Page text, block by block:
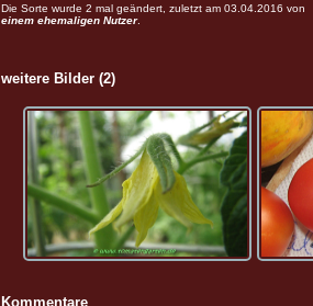
Die Sorte wurde 2 mal geändert, zuletzt am 03.04.2016 von
einem ehemaligen Nutzer.
weitere Bilder (2)
Kommentare